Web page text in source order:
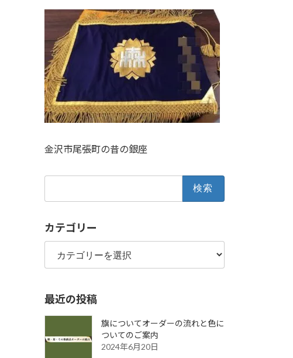
金沢市尾張町の昔の銀座
カテゴリー
カ
ゴ
ー
最近の投稿
旗についてオーダーの流れと色に
ついてのご案内
2024年6月20日